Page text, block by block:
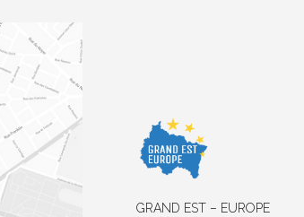
GRAND EST – EUROPE